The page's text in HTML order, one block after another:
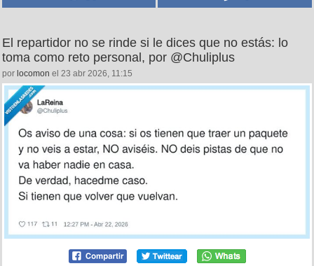
El repartidor no se rinde si le dices que no estás: lo
toma como reto personal, por @Chuliplus
por locomon el 23 abr 2026, 11:15